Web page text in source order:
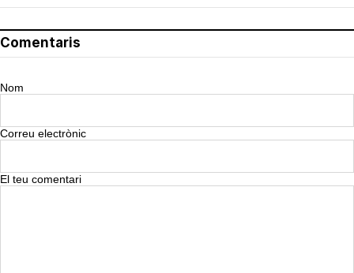
Comentaris
Nom
Correu electrònic
El teu comentari